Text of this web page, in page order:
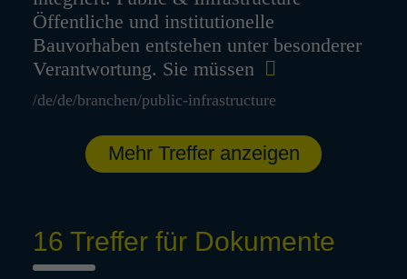
Öffentliche und institutionelle
Bauvorhaben entstehen unter besonderer
Verantwortung. Sie müssen
/de/de/branchen/public-infrastructure
Mehr Treffer anzeigen
16 Treffer für Dokumente